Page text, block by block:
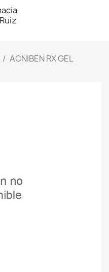
ACNIBEN RX GEL